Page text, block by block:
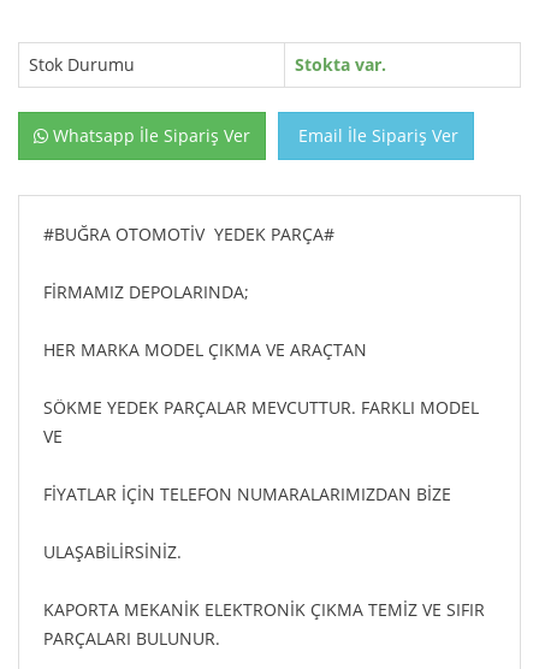
Stok Durumu Stokta var.
Whatsapp İle Sipariş Ver Email İle Sipariş Ver
#BUĞRA OTOMOTİV YEDEK PARÇA#
FİRMAMIZ DEPOLARINDA;
HER MARKA MODEL ÇIKMA VE ARAÇTAN
SÖKME YEDEK PARÇALAR MEVCUTTUR. FARKLI MODEL
VE
FİYATLAR İÇİN TELEFON NUMARALARIMIZDAN BİZE
ULAŞABİLİRSİNİZ.
KAPORTA MEKANİK ELEKTRONİK ÇIKMA TEMİZ VE SIFIR
PARÇALARI BULUNUR.